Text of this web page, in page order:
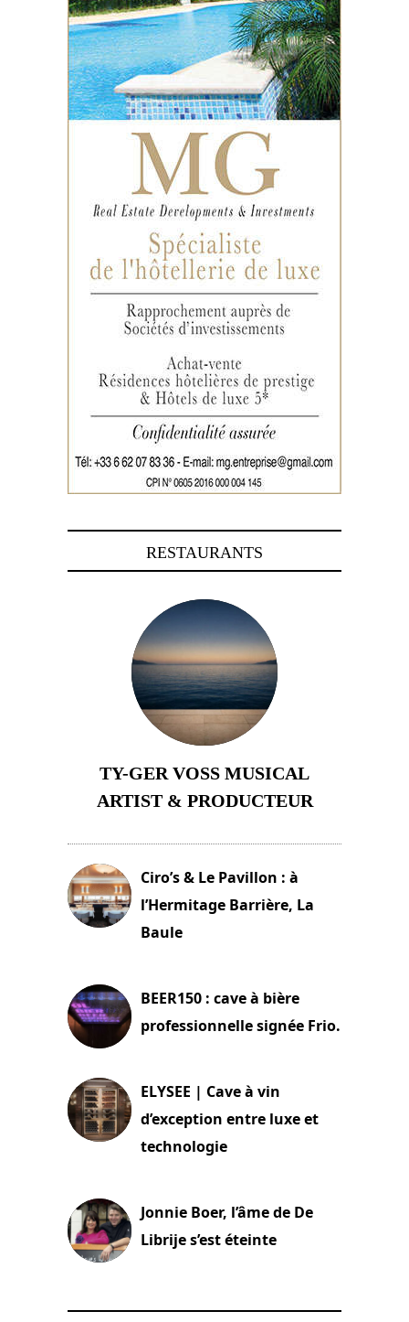
RESTAURANTS
TY-GER VOSS MUSICAL
ARTIST & PRODUCTEUR
Ciro’s & Le Pavillon : à
l’Hermitage Barrière, La
Baule
BEER150 : cave à bière
professionnelle signée Frio.
ELYSEE | Cave à vin
d’exception entre luxe et
technologie
Jonnie Boer, l’âme de De
Librije s’est éteinte